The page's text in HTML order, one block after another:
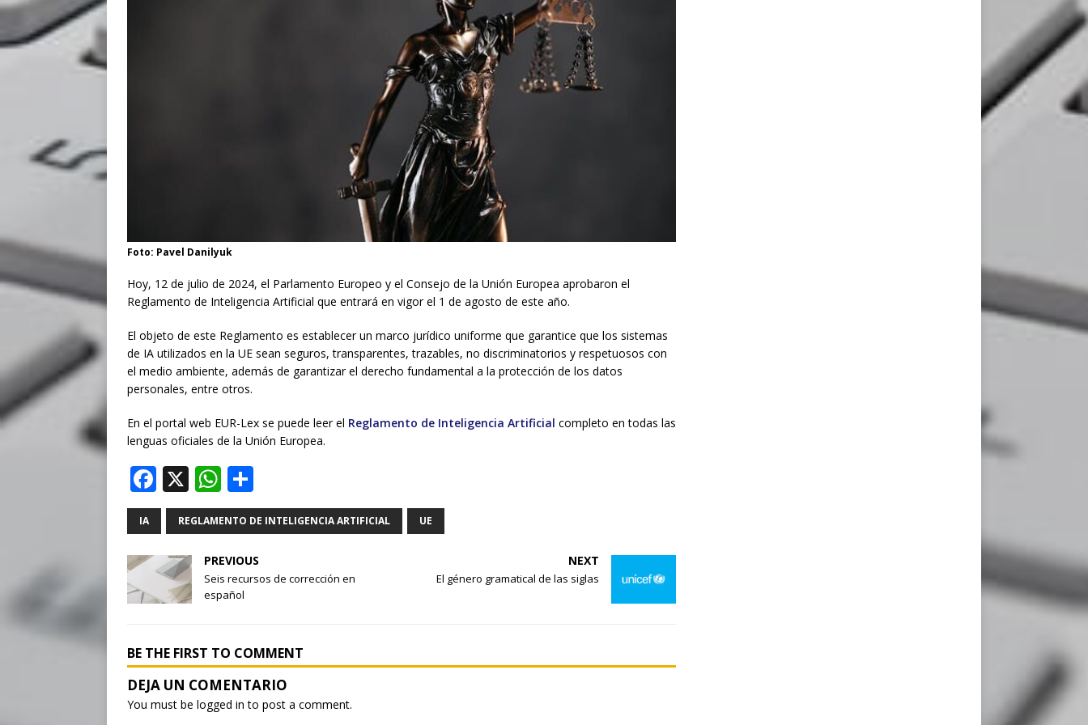
Foto: Pavel Danilyuk
Hoy, 12 de julio de 2024, el Parlamento Europeo y el Consejo de la Unión Europea aprobaron el
Reglamento de Inteligencia Artificial que entrará en vigor el 1 de agosto de este año.
El objeto de este Reglamento es establecer un marco jurídico uniforme que garantice que los sistemas
de IA utilizados en la UE sean seguros, transparentes, trazables, no discriminatorios y respetuosos con
el medio ambiente, además de garantizar el derecho fundamental a la protección de los datos
personales, entre otros.
En el portal web EUR-Lex se puede leer el Reglamento de Inteligencia Artificial completo en todas las
lenguas oficiales de la Unión Europea.
F
a
c
e
b
o
k
X W
h
at
s
A
p
h
ar
e
IA REGLAMENTO DE INTELIGENCIA ARTIFICIAL UE
PREVIOUS
Seis recursos de corrección en
español
NEXT
El género gramatical de las siglas
BE THE FIRST TO COMMENT
You must be logged in to post a comment.